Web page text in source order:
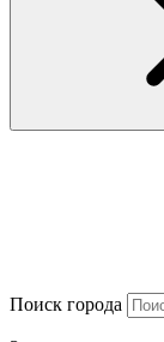
Поиск города